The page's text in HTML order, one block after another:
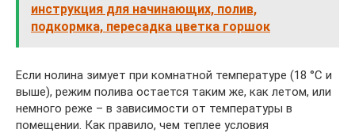
инструкция для начинающих, полив,
подкормка, пересадка цветка горшок
Если нолина зимует при комнатной температуре (18 °С и
выше), режим полива остается таким же, как летом, или
немного реже – в зависимости от температуры в
помещении. Как правило, чем теплее условия